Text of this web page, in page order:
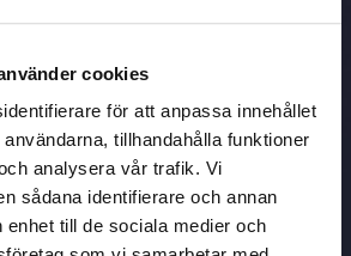
cookies
för att anpassa innehållet
tillhandahålla funktioner
analysera vår trafik. Vi
sådana identifierare och annan
enhet till de sociala medier och